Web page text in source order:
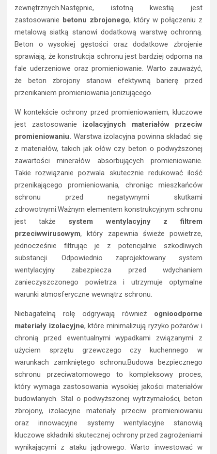
zewnętrznych.Następnie, istotną kwestią jest
zastosowanie betonu zbrojonego, który w połączeniu z
metalową siatką stanowi dodatkową warstwę ochronną.
Beton o wysokiej gęstości oraz dodatkowe zbrojenie
sprawiają, że konstrukcja schronu jest bardziej odporna na
fale uderzeniowe oraz promieniowanie. Warto zauważyć,
że beton zbrojony stanowi efektywną barierę przed
przenikaniem promieniowania jonizującego.
W kontekście ochrony przed promieniowaniem, kluczowe
jest zastosowanie izolacyjnych materiałów przeciw
promieniowaniu. Warstwa izolacyjna powinna składać się
z materiałów, takich jak ołów czy beton o podwyższonej
zawartości minerałów absorbujących promieniowanie.
Takie rozwiązanie pozwala skutecznie redukować ilość
przenikającego promieniowania, chroniąc mieszkańców
schronu przed negatywnymi skutkami
zdrowotnymi.Ważnym elementem konstrukcyjnym schronu
jest także system wentylacyjny z filtrem
przeciwwirusowym, który zapewnia świeże powietrze,
jednocześnie filtrując je z potencjalnie szkodliwych
substancji. Odpowiednio zaprojektowany system
wentylacyjny zabezpiecza przed wdychaniem
zanieczyszczonego powietrza i utrzymuje optymalne
warunki atmosferyczne wewnątrz schronu.
Niebagatelną rolę odgrywają również ognioodporne
materiały izolacyjne, które minimalizują ryzyko pożarów i
chronią przed ewentualnymi wypadkami związanymi z
użyciem sprzętu grzewczego czy kuchennego w
warunkach zamkniętego schronu.Budowa bezpiecznego
schronu przeciwatomowego to kompleksowy proces,
który wymaga zastosowania wysokiej jakości materiałów
budowlanych. Stal o podwyższonej wytrzymałości, beton
zbrojony, izolacyjne materiały przeciw promieniowaniu
oraz innowacyjne systemy wentylacyjne stanowią
kluczowe składniki skutecznej ochrony przed zagrożeniami
wynikającymi z ataku jądrowego. Warto inwestować w